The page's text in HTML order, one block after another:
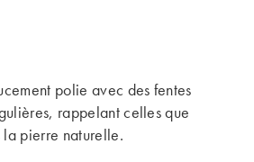
polie avec des fentes
rappelant celles que
la pierre naturelle.